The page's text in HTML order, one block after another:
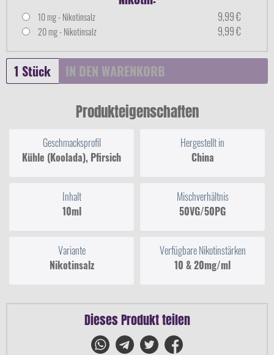
10 mg - Nikotinsalz 9,99 €
20 mg - Nikotinsalz 9,99 €
IN DEN WARENKORB
Produkteigenschaften
Geschmacksprofil
Kühle (Koolada), Pfirsich
Hergestellt in
China
Inhalt
10ml
Mischverhältnis
50VG/50PG
Variante
Nikotinsalz
Verfügbare Nikotinstärken
10 & 20mg/ml
Dieses Produkt teilen